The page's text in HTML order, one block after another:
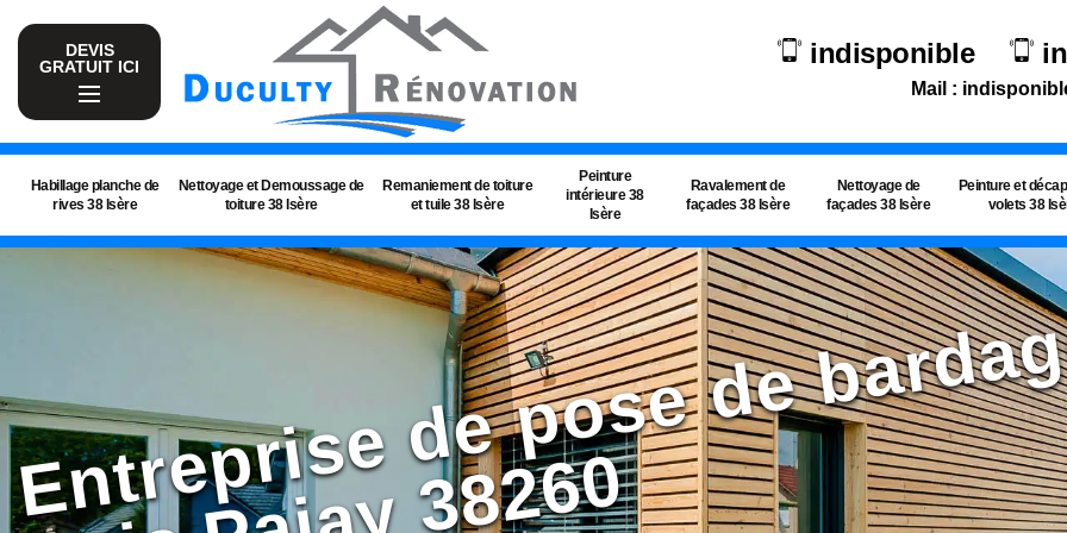
DEVIS
GRATUIT ICI
indisponible
Mail :
Habillage planche de
rives 38 Isère
Nettoyage et Demoussage de
toiture 38 Isère
Remaniement de toiture
et tuile 38 Isère
Peinture
intérieure 38
Isère
Ravalement de
façades 38 Isère
Nettoyage de
façades 38 Isère
Peinture et
volets 38